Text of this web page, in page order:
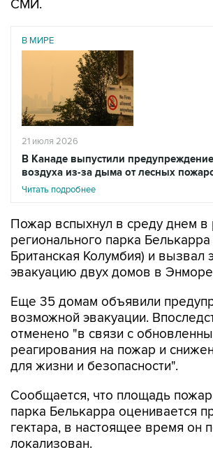
СМИ.
В МИРЕ
21 июля 2026
В Канаде выпустили предупреждение
воздуха из-за дыма от лесных
Читать подробнее
Пожар вспыхнул в среду днем в
регионального парка
Британская Колумбия) и вызвал
эвакуацию двух домов в
Еще 35 домам объявили
возможной эвакуации.
отменено "в связи с
реагирования на пожар и
для жизни и безопасности".
Сообщается, что площадь
парка Белькарра оценивается
гектара, в настоящее время он
локализован.